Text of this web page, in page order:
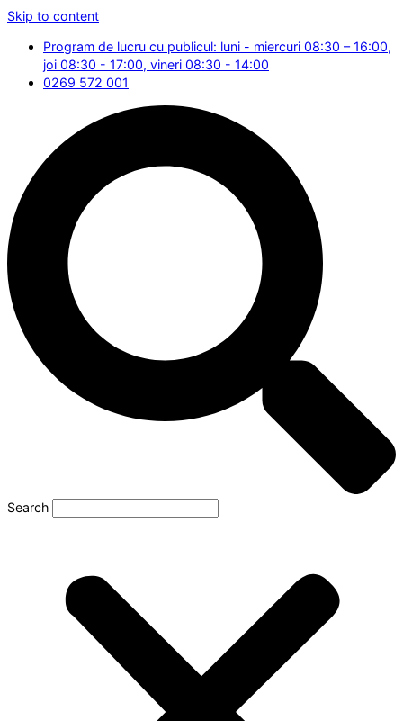
Skip to content
Program de lucru cu publicul: luni - miercuri 08:30 – 16:00,
joi 08:30 - 17:00, vineri 08:30 - 14:00
0269 572 001
Search